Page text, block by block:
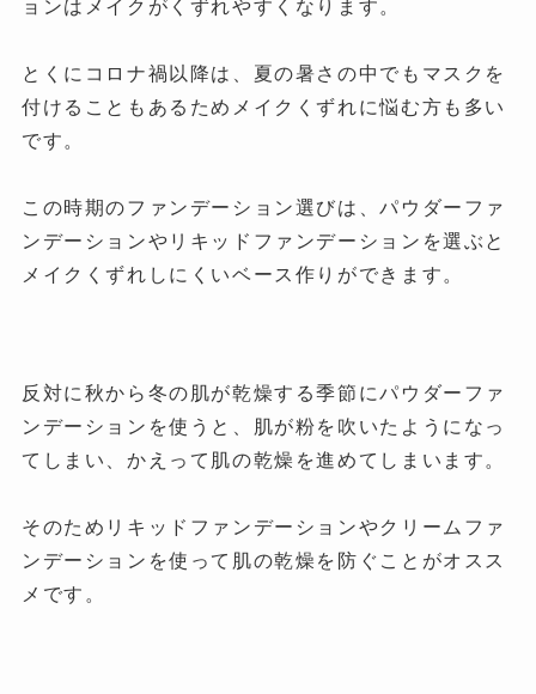
ョンはメイクがくずれやすくなります。
とくにコロナ禍以降は、夏の暑さの中でもマスクを
付けることもあるためメイクくずれに悩む方も多い
です。
この時期のファンデーション選びは、パウダーファ
ンデーションやリキッドファンデーションを選ぶと
メイクくずれしにくいベース作りができます。
反対に秋から冬の肌が乾燥する季節にパウダーファ
ンデーションを使うと、肌が粉を吹いたようになっ
てしまい、かえって肌の乾燥を進めてしまいます。
そのためリキッドファンデーションやクリームファ
ンデーションを使って肌の乾燥を防ぐことがオスス
メです。